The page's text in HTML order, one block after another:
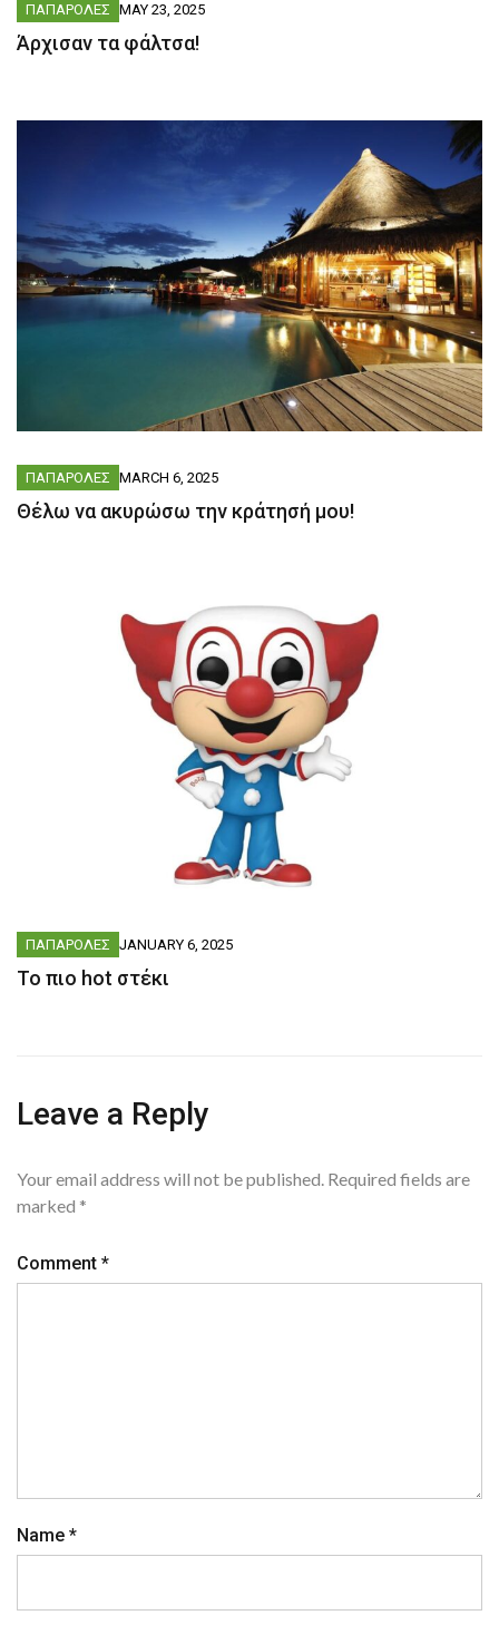
ΠΑΠΑΡΟΛΕΣ MAY 23, 2025
Άρχισαν τα φάλτσα!
ΠΑΠΑΡΟΛΕΣ MARCH 6, 2025
Θέλω να ακυρώσω την κράτησή μου!
ΠΑΠΑΡΟΛΕΣ JANUARY 6, 2025
Το πιο hot στέκι
Leave a Reply
Your email address will not be published. Required fields are
marked *
Comment *
Name *